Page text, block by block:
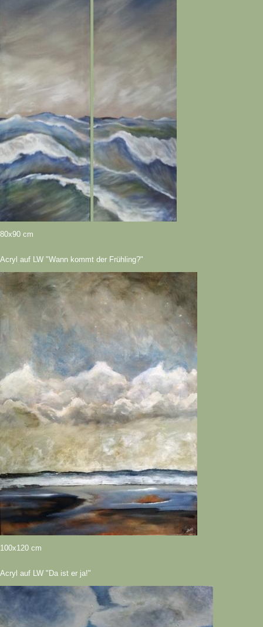
80x90 cm
Acryl auf LW "Wann kommt der Frühling?"
100x120 cm
Acryl auf LW "Da ist er ja!"